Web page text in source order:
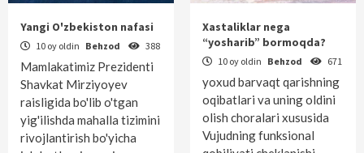
Yangi O'zbekiston nafasi
10 oy oldin Behzod 388
Mamlakatimiz Prezidenti
Shavkat Mirziyoyev
raisligida bo'lib o'tgan
yig'ilishda mahalla tizimini
rivojlantirish bo'yicha
Xastaliklar nega
“yosharib” bormoqda?
10 oy oldin Behzod 671
yoxud barvaqt qarishning
oqibatlari va uning oldini
olish choralari xususida
Vujudning funksional